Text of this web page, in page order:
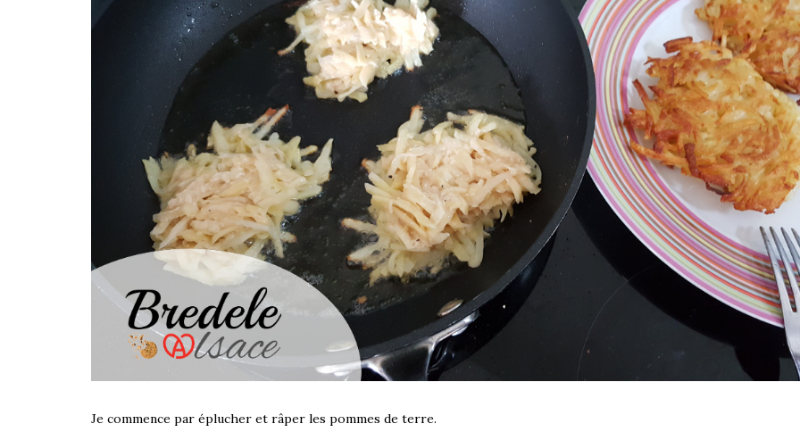
Je commence par éplucher et râper les pommes de terre.